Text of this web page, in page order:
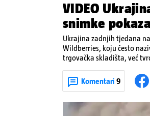
VIDEO
snimke
Ukrajina zadnjih tjedana
Wildberries, koju često
trgovačka skladišta, već
ruska bombardiranja
rata prenesu dublje na
Komentari 9